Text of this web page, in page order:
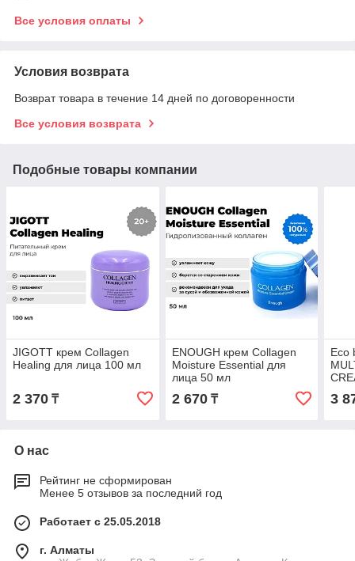
Все условия оплаты
Условия возврата
Возврат товара в течение 14 дней по договоренности
Все условия возврата
Подобные товары компании
JIGOTT крем Collagen
Healing для лица 100 мл
2 370 ₸
ENOUGH крем Collagen
Moisture Essential для
лица 50 мл
2 670₸
Eco
3
О нас
Рейтинг не сформирован
Менее 5 отзывов за последний год
Работает с 25.05.2018
г. Алматы